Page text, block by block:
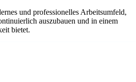
und professionelles Arbeitsumfeld,
auszubauen und in einem
bietet.